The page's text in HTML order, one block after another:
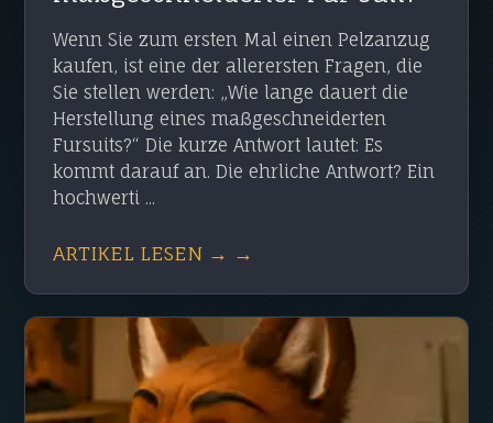
Wenn Sie zum ersten Mal einen Pelzanzug
kaufen, ist eine der allerersten Fragen, die
Sie stellen werden: „Wie lange dauert die
Herstellung eines maßgeschneiderten
Fursuits?“ Die kurze Antwort lautet: Es
kommt darauf an. Die ehrliche Antwort? Ein
hochwerti ...
ARTIKEL LESEN → →